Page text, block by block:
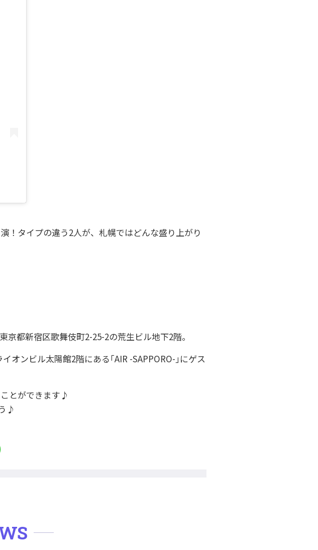
！タイプの違う2人が、札幌ではどんな盛り上がり
都新宿区歌舞伎町2-25-2の荒生ビル地下2階。
オンビル太陽館2階にある｢AIR -SAPPORO-｣にゲス
とができます♪
♪